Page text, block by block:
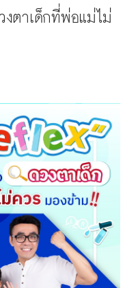
งตาเด็กที่พ่อแม่ไม่